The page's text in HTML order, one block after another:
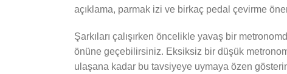
açıklama, parmak izi ve birkaç pedal çevirme
Şarkıları çalışırken öncelikle yavaş bir
önüne geçebilirsiniz. Eksiksiz bir düşük
ulaşana kadar bu tavsiyeye uymaya özen